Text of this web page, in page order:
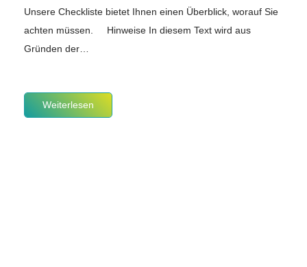
Unsere Checkliste bietet Ihnen einen Überblick, worauf Sie
achten müssen. Hinweise In diesem Text wird aus
Gründen der…
Weiterlesen